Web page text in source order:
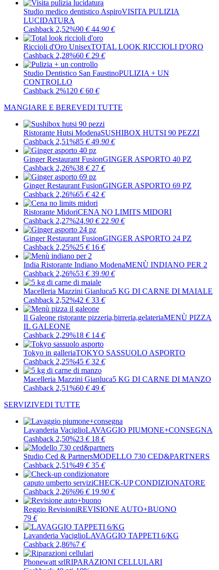
Studio medico dentistico AspiroVISITA PULIZIA
LUCIDATURA
Cashback 2,52%90 € 44 ,90 €
Riccioli d'Oro UnisexTOTAL LOOK RICCIOLI D'ORO
Cashback 2,28%60 € 29 €
Studio Dentistico San FaustinoPULIZIA + UN
CONTROLLO
Cashback 2%120 € 60 €
MANGIARE E BEREVEDI TUTTE
Ristorante Hutsi ModenaSUSHIBOX HUTSI 90 PEZZI
Cashback 2,51%85 € 49 ,90 €
Ginger Restaurant FusionGINGER ASPORTO 40 PZ
Cashback 2,26%38 € 27 €
Ginger Restaurant FusionGINGER ASPORTO 69 PZ
Cashback 2,26%65 € 42 €
Ristorante MidoriCENA NO LIMITS MIDORI
Cashback 2,27%24 ,90 € 22 ,90 €
Ginger Restaurant FusionGINGER ASPORTO 24 PZ
Cashback 2,25%25 € 16 €
India Ristorante Indiano ModenaMENÙ INDIANO PER 2
Cashback 2,26%53 € 39 ,90 €
Macelleria Mazzini Gianluca5 KG DI CARNE DI MAIALE
Cashback 2,52%42 € 33 €
Il Galeone ristorante pizzeria,birreria,gelateriaMENÙ PIZZA
IL GALEONE
Cashback 2,29%18 € 14 €
Tokyo in galleriaTOKYO SASSUOLO ASPORTO
Cashback 2,25%45 € 32 €
Macelleria Mazzini Gianluca5 KG DI CARNE DI MANZO
Cashback 2,51%60 € 49 €
SERVIZIVEDI TUTTE
Lavanderia VaciglioLAVAGGIO PIUMONE+CONSEGNA
Cashback 2,50%23 € 18 €
Studio Ced & PartnersMODELLO 730 CED&PARTNERS
Cashback 2,51%49 € 35 €
caputo umberto serviziCHECK-UP CONDIZIONATORE
Cashback 2,26%96 € 19 ,90 €
Reggio RevisioniREVISIONE AUTO+BUONO
79 €
Lavanderia VaciglioLAVAGGIO TAPPETI 6/KG
Cashback 2,86%7 €
Phonewatt srlRIPARAZIONI CELLULARI